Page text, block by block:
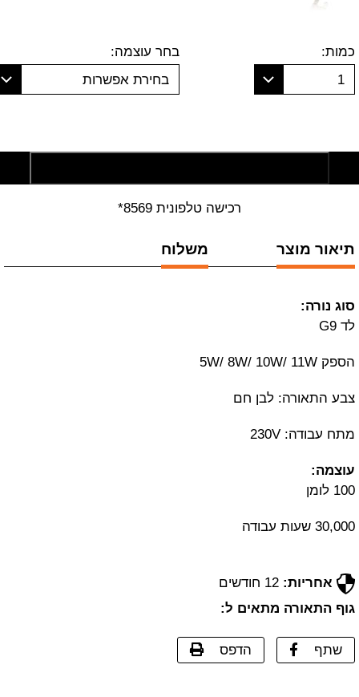
כמות:
1
בחר עוצמה:
בחירת אפשרות
רכישה טלפונית 8569*
תיאור מוצר משלוח
סוג נורה:
לד G9
הספק 5W/ 8W/ 10W/ 11W
צבע התאורה: לבן חם
מתח עבודה: 230V
עוצמה:
100 לומן
30,000 שעות עבודה
אחריות:
גוף התאורה מתאים ל:
שתף הדפס